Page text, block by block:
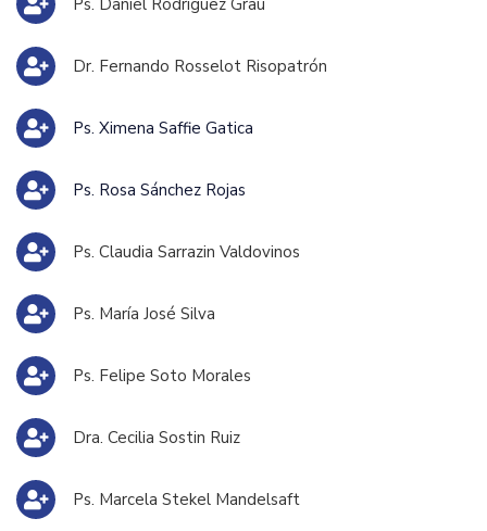
Ps. Daniel Rodríguez Grau
Dr. Fernando Rosselot Risopatrón
Ps. Ximena Saffie Gatica
Ps. Rosa Sánchez Rojas
Ps. Claudia Sarrazin Valdovinos
Ps. María José Silva
Ps. Felipe Soto Morales
Dra. Cecilia Sostin Ruiz
Ps. Marcela Stekel Mandelsaft